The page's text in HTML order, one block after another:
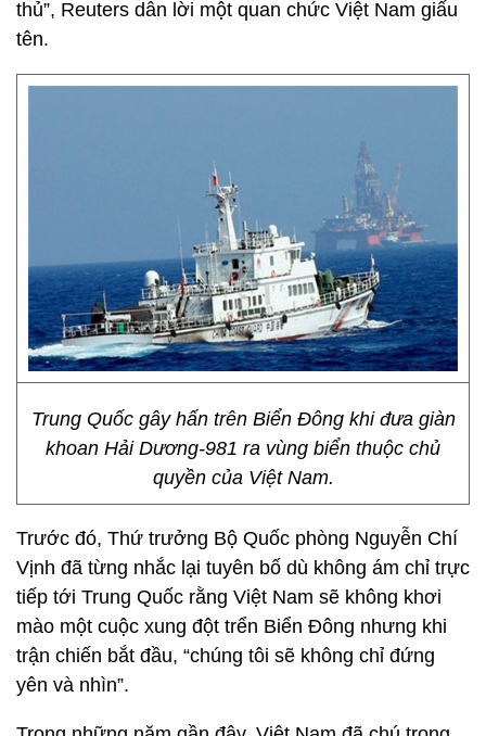
thủ”, Reuters dẫn lời một quan chức Việt Nam giấu
tên.
Trung Quốc gây hấn trên Biển Đông khi đưa giàn
khoan Hải Dương-981 ra vùng biển thuộc chủ
quyền của Việt Nam.
Trước đó, Thứ trưởng Bộ Quốc phòng Nguyễn Chí
Vịnh đã từng nhắc lại tuyên bố dù không ám chỉ trực
tiếp tới Trung Quốc rằng Việt Nam sẽ không khơi
mào một cuộc xung đột trển Biển Đông nhưng khi
trận chiến bắt đầu, “chúng tôi sẽ không chỉ đứng
yên và nhìn”.